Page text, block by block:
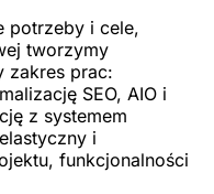
potrzeby i cele,
tworzymy
zakres prac:
SEO, AIO i
z systemem
i
funkcjonalności